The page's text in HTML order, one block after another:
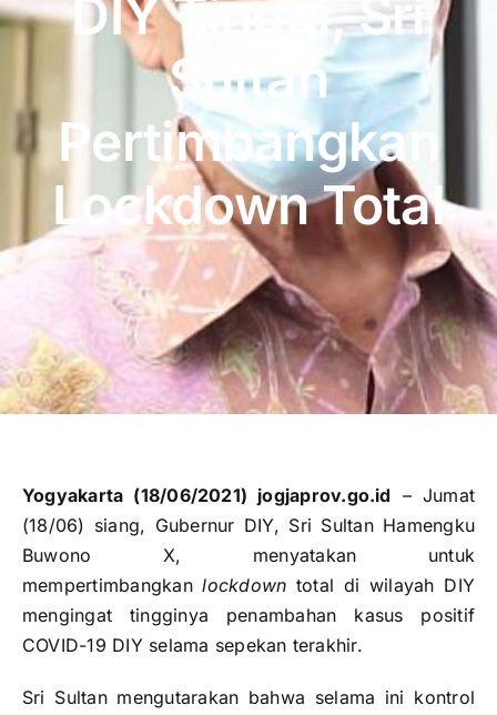
PublikasiDIY Tinggi, Sri
Sultan
Pertimbangkan
Lockdown Total
Yogyakarta (18/06/2021) jogjaprov.go.id – Jumat
(18/06) siang, Gubernur DIY, Sri Sultan Hamengku
Buwono X, menyatakan untuk
mempertimbangkanlockdown total di wilayah DIY
mengingat tingginya penambahan kasus positif
COVID-19 DIY selama sepekan terakhir.
Sri Sultan mengutarakan bahwa selama ini kontrol